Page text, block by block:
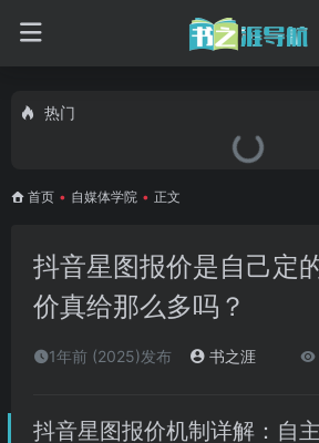
热门
首页 • 自媒体学院 • 正文
抖音星图报价是自己定
价真给那么多吗？
1年前 (2025)发布 书之涯
抖音星图报价机制详解：自